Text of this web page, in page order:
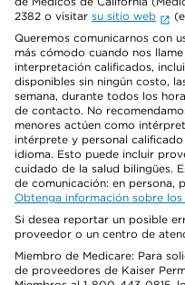
2382 o visitar su sitio web
Queremos comunicarnos con
más cómodo cuando nos
interpretación calificados,
disponibles sin ningún costo,
semana, durante todos los
de contacto. No
menores actúen como
intérprete y personal
idioma. Esto puede incluir
cuidado de la salud bilingües.
de comunicación: en persona,
Obtenga información sobre
Si desea reportar un posible
proveedor o un centro de
Miembro de Medicare: Para
de proveedores de Kaiser